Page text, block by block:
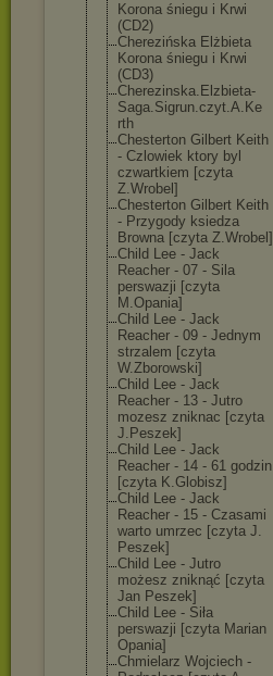
Korona śniegu i Krwi
(CD2)
Cherezińska Elżbieta
Korona śniegu i Krwi
(CD3)
Cherezinska.El zbieta-
Saga.Sigrun.czyt.A.Ke
rth
Chesterton Gilbert Keith
- Czlowiek ktory byl
czwartkiem [czyta
Z.Wrobel]
Chesterton Gilbert Keith
- Przygody ksiedza
Browna [czyta Z.Wrobel]
Child Lee - Jack
Reacher - 07 - Sila
perswazji [czyta
M.Opania]
Child Lee - Jack
Reacher - 09 - Jednym
strzalem [czyta
W.Zborowski]
Child Lee - Jack
Reacher - 13 - Jutro
mozesz zniknac [czyta
J.Peszek]
Child Lee - Jack
Reacher - 14 - 61 godzin
[czyta K.Globisz]
Child Lee - Jack
Reacher - 15 - Czasami
warto umrzec [czyta J.
Peszek]
Child Lee - Jutro
możesz zniknąć [czyta
Jan Peszek]
Child Lee - Siła
perswazji [czyta Marian
Opania]
Chmielarz Wojciech -